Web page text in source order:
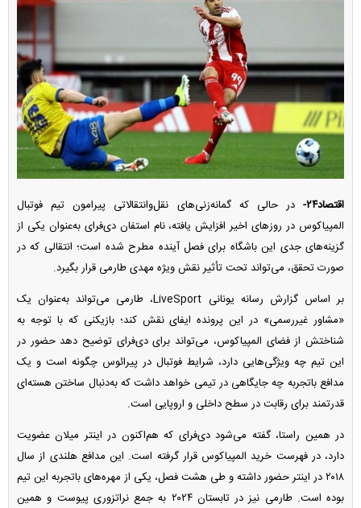
اقتصاد۲۴-
در حالی که گمانه‌زنی‌های نقل‌وانتقالاتی پیرامون تیم فوتبال
المپیاکوس در روز‌های اخیر افزایش یافته، نام استفان دی‌فرای به‌عنوان یکی از
گزینه‌های جدی این باشگاه برای فصل آینده مطرح شده است؛ انتقالی که در
صورت تحقق، می‌تواند تحت تأثیر نقش ویژه مهدی طارمی قرار بگیرد.
بر اساس گزارش رسانه یونانی LiveSport، طارمی می‌تواند به‌عنوان یک
«مشاور غیررسمی» در این پرونده ایفای نقش کند؛ بازیکنی که با توجه به
شناختش از فضای المپیاکوس، می‌تواند برای دی‌فرای توضیح دهد حضور در
این تیم چه ویژگی‌هایی دارد، شرایط فوتبال در پیرائوس چگونه است و یک
مدافع باتجربه چه جایگاهی در تیمی خواهد داشت که به‌دنبال ساختن هسته‌ای
قدرتمند برای رقابت در سطح داخلی و اروپایی است.
در همین راستا، گفته می‌شود دی‌فرای که هم‌اکنون در اینتر میلان عضویت
دارد، در فهرست خرید المپیاکوس قرار گرفته است. این مدافع هلندی از سال
۲۰۱۸ در اینتر حضور داشته و طی هشت فصل، یکی از مهره‌های باتجربه این تیم
بوده است. طارمی نیز در تابستان ۲۰۲۴ به جمع نراتزوری پیوست و همین